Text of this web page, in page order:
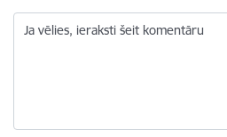
Ja vēlies, ieraksti šeit komentāru